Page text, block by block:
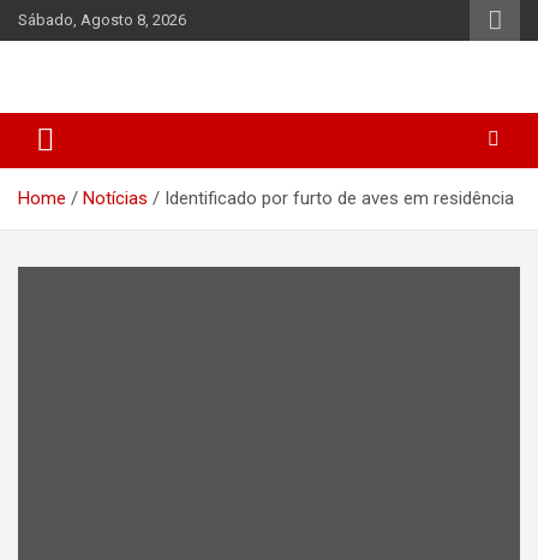
Skip
to
Sábado, Agosto 8, 2026
Home Notícias Identificado por furto de aves em residência